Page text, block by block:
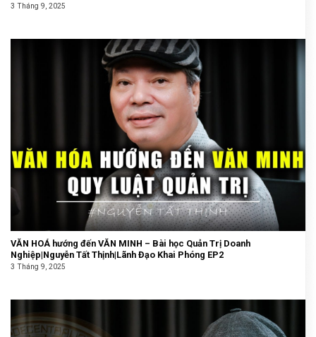
3 Tháng 9, 2025
VĂN HOÁ hướng đến VĂN MINH – Bài học Quản Trị Doanh
Nghiệp|Nguyễn Tất Thịnh|Lãnh Đạo Khai Phóng EP2
3 Tháng 9, 2025